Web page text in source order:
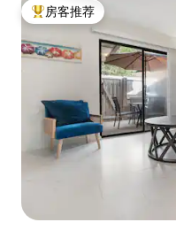
热门「房客推荐」
房客推荐